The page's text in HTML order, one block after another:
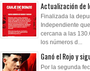
Actualización de
Finalizada la
Independiente
cercana a las
los números d...
Ganó el Rojo y
Por la segunda